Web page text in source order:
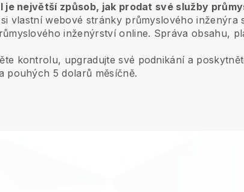
je největší způsob, jak prodat své služby
vlastní webové stránky průmyslového
inženýrství online. Správa obsahu,
kontrolu, upgradujte své podnikání a
pouhých 5 dolarů měsíčně.